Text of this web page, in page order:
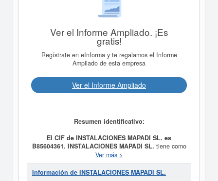
Ver el Informe Ampliado. ¡Es
gratis!
Regístrate en eInforma y te regalamos el Informe
Ampliado de esta empresa
Ver el Informe Ampliado
Resumen identificativo:
El CIF de INSTALACIONES MAPADI SL. es
B85604361. INSTALACIONES MAPADI SL. tiene como
fecha de creación el día 14/01/2009 y su meta es
ESTUDIO, PROYECTO Y EJECUCION DE TODO TIPO
DE TRABAJOS DE FONTANERIA.. Se clasifica dentro
Ver más >
Información de INSTALACIONES MAPADI SL.